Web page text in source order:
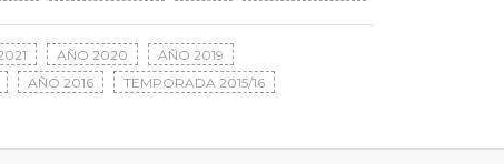
AÑO 2020
AÑO 2019
AÑO 2016
TEMPORADA 2015/16